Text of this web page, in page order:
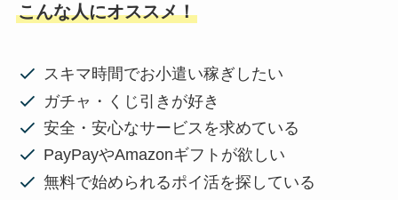
こんな人にオススメ！
スキマ時間でお小遣い稼ぎしたい
ガチャ・くじ引きが好き
安全・安心なサービスを求めている
PayPayやAmazonギフトが欲しい
無料で始められるポイ活を探している